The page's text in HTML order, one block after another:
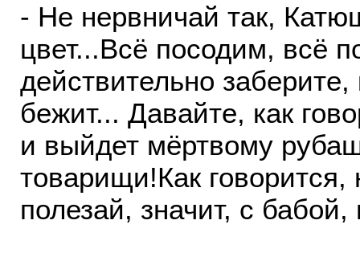
- Не нервничай так,
цвет...Всё посодим, всё
действительно заберите,
бежит... Давайте, как
и выйдет мёртвому
товарищи!Как говорится,
полезай, значит, с бабой,